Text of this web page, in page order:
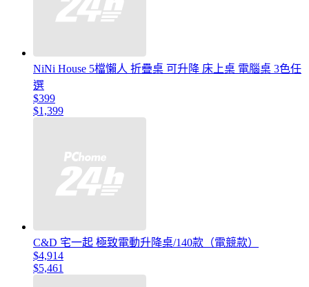
NiNi House 5檔懶人 折疊桌 可升降 床上桌 電腦桌 3色任
選
$399
$1,399
C&D 宅一起 極致電動升降桌/140款（電競款）
$4,914
$5,461